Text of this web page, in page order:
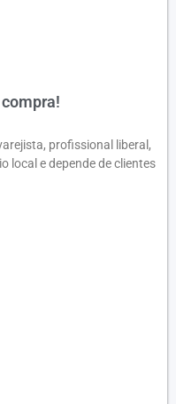
profissional liberal,
local e depende de clientes